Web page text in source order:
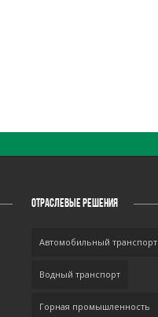
ОТРАСЛЕВЫЕ РЕШЕНИЯ
Автомобильный транспорт
Водный транспорт
Горная промышленность